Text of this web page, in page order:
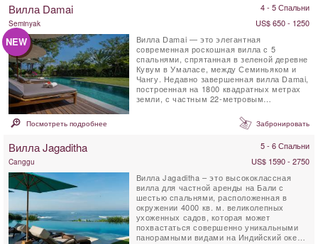
Вилла Damai 4 - 5 Спальни
Seminyak US$ 650 - 1250
NEW
Вилла Damai — это элегантная
современная роскошная вилла с 5
спальнями, спрятанная в зеленой деревне
Кувум в Умаласе, между Семиньяком и
Чангу. Недавно завершенная вилла Damai,
построенная на 1800 квадратных метрах
земли, с частным 22-метровым
Посмотреть подробнее Забронировать
Вилла Jagaditha 5 - 6 Спальни
Canggu
US$ 1590 - 2750
Вилла Jagaditha – это высококлассная
вилла для частной аренды на Бали с
шестью спальнями, расположенная в
окружении 4000 кв. м. великолепных
ухоженных садов, которая может
похвастаться совершенно уникальными
панорамными видами на Индийский океан.